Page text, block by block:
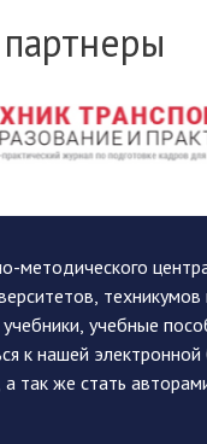
методического
учебные
к нашей
а так же стать